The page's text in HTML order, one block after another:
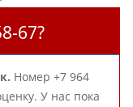
67?
Номер +7 964
У нас пока